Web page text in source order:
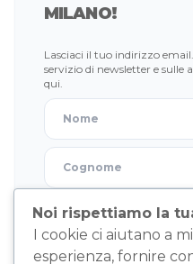
MILANO!
Lasciaci il tuo indirizzo
servizio di newsletter e sulle
qui.
Oltre ad iscrivermi alla
Noi rispettiamo la
I cookie ci aiutano a
esperienza, fornire